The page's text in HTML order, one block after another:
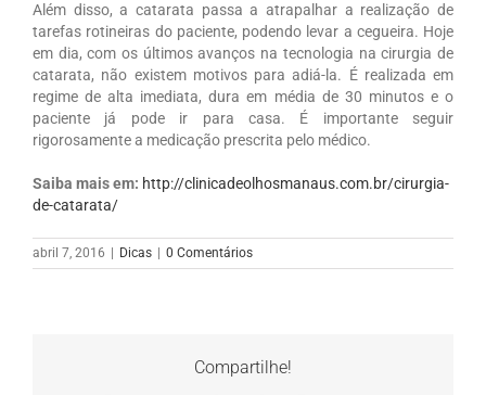
Além disso, a catarata passa a atrapalhar a realização de
tarefas rotineiras do paciente, podendo levar a cegueira. Hoje
em dia, com os últimos avanços na tecnologia na cirurgia de
catarata, não existem motivos para adiá-la. É realizada em
regime de alta imediata, dura em média de 30 minutos e o
paciente já pode ir para casa. É importante seguir
rigorosamente a medicação prescrita pelo médico.
Saiba mais em: http://clinicadeolhosmanaus.com.br/cirurgia-
de-catarata/
abril 7, 2016 Dicas 0 Comentários
Compartilhe!